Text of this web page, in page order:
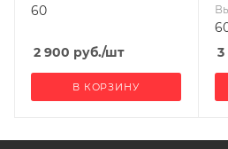
60
2 900 руб./шт
В КОРЗИНУ
3